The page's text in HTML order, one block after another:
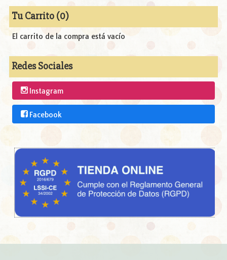
Tu Carrito (0)
El carrito de la compra está vacío
Redes Sociales
Instagram
Facebook